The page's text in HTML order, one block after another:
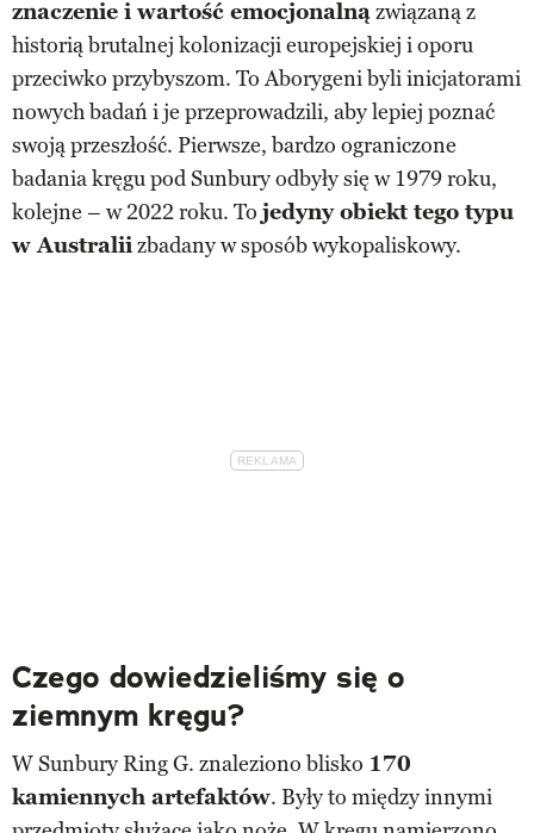
znaczenie i wartość emocjonalnązwiązaną z
historią brutalnej kolonizacji europejskiej i oporu
przeciwko przybyszom. To Aborygeni byli inicjatorami
nowych badań i je przeprowadzili, aby lepiej poznać
swoją przeszłość. Pierwsze, bardzo ograniczone
badania kręgu pod Sunbury odbyły się w 1979 roku,
kolejne – w 2022 roku. To jedyny obiekt tego typu
w Australiizbadany w sposób wykopaliskowy.
Czego dowiedzieliśmy się o
ziemnym kręgu?
W Sunbury Ring G. znaleziono blisko 170
kamiennych artefaktów. Były to między innymi